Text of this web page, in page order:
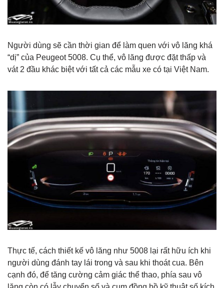
Người dùng sẽ cần thời gian để làm quen với vô lăng khá
“dị” của Peugeot 5008. Cụ thể, vô lăng được đặt thấp và
vát 2 đầu khác biệt với tất cả các mẫu xe có tại Việt Nam.
Thực tế, cách thiết kế vô lăng như 5008 lại rất hữu ích khi
người dùng đánh tay lái trong và sau khi thoát cua. Bên
cạnh đó, để tăng cường cảm giác thể thao, phía sau vô